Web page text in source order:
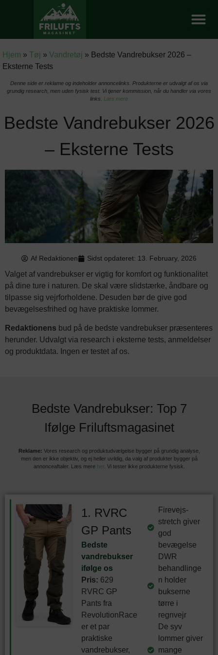
Hjem » Tøj » Vandretøj » Bedste Vandrebukser 2026 –
Eksterne Tests
Denne side er reklame og indeholder annoncelinks. Produkterne er udvalgt af os via
grundig research, men uden fysisk test. Vi tjener kommission, når du handler via vores
links. Læs mere
Bedste Vandrebukser 2026
– Eksterne Tests
Af Redaktionen Sidst opdateret: 13. February, 2026
Valget af vandrebukser er vigtig for komfort og funktionalitet
på dine ture i naturen. De skal være slidstærke, åndbare og
tilpasse sig vejrforholdene. Desuden bør de give god
bevægelsesfrihed og have praktiske lommer.
Redaktionens bud på de bedste vandrebukser præsenteres
herunder. Udvalgt via research i eksterne tests, anmeldelser
og produktdata. Ingen er testet af os.
Bedste Vandrebukser: Top 7
Ifølge Friluftsmagasinet
Reklame: Vores research og produktudvælgelse bygger på grundig analyse,
men den er ikke objektiv, og ej heller uvildig, da valg af produkter bygger på
annonceaftaler. Læs mere her. Vi tester ikke produkterne fysisk.
1. RVRC
GP Pants
Bedste
vandrebukser
ifølge os
Pris: 629
RVRC GP
Pants fra
RevolutionRace
er et par
praktiske
vandrebukser,
Firevejs-
stretch giver
god
bevægelse
DWR
behandlinge
n holder
bukserne
tørre i
regnvejr
De syv
lommer giver
mange